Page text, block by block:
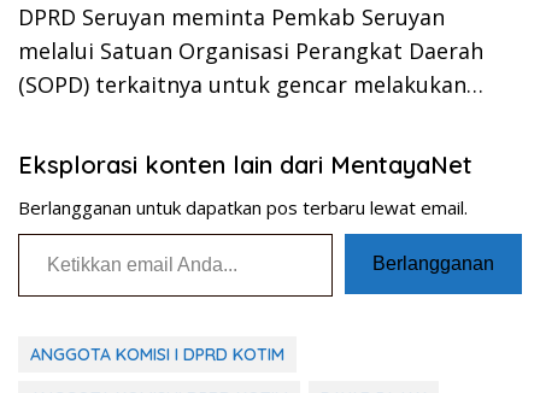
DPRD Seruyan meminta Pemkab Seruyan
melalui Satuan Organisasi Perangkat Daerah
(SOPD) terkaitnya untuk gencar melakukan…
Eksplorasi konten lain dari MentayaNet
Berlangganan untuk dapatkan pos terbaru lewat email.
Ketikkan email Anda...
Berlangganan
ANGGOTA KOMISI I DPRD KOTIM